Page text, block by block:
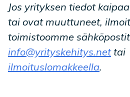
Jos yrityksen tiedot
tai ovat muuttuneet,
toimistoomme
info@yrityskehitys.nettai
ilmoituslomakkeella.